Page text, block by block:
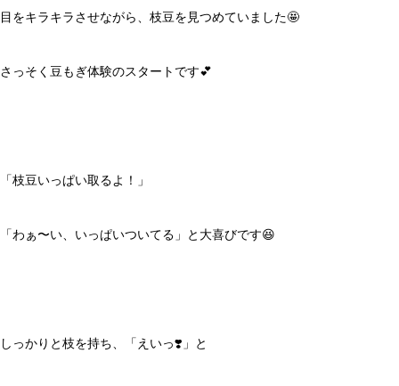
目をキラキラさせながら、枝豆を見つめていました🤩
さっそく豆もぎ体験のスタートです💕
「枝豆いっぱい取るよ！」
「わぁ〜い、いっぱいついてる」と大喜びです😆
しっかりと枝を持ち、「えいっ❣️」と